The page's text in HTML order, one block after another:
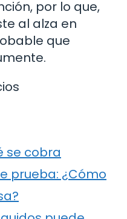
por lo que,
al alza en
que
se cobra
prueba: ¿Cómo